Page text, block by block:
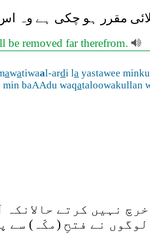
مقرر ہو چکی ہے وہ
be removed far therefrom.
awatiwaal-ardi la yastawee
min baAAdu waqataloowakullan
نہیں کرتے
نے فتحِ (مکّہ) سے